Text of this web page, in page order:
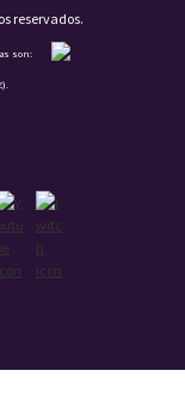
reservados.
son: